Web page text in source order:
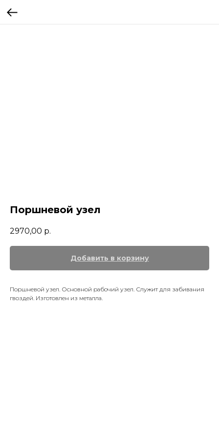
Поршневой узел
2970,00 р.
Добавить в корзину
Поршневой узел. Основной рабочий узел. Служит для забивания
гвоздей. Изготовлен из металла.